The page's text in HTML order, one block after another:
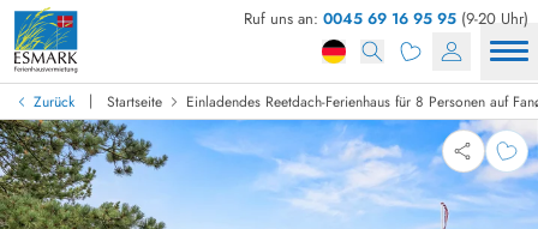
Ruf uns an: 0045 69 16 95 95 (9-20 Uhr)
Zurück | Startseite Einladendes Reetdach-Ferienhaus für 8 Personen auf